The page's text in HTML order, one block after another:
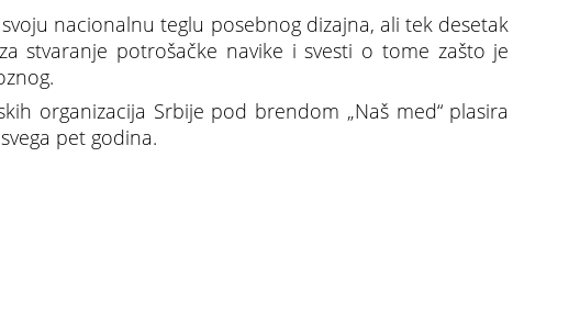
nacionalnu teglu posebnog dizajna, ali tek desetak
stvaranje potrošačke navike i svesti o tome zašto je
organizacija Srbije pod brendom „Naš med“ plasira
pet godina.